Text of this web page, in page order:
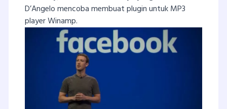
D’Angelo mencoba membuat plugin untuk MP3
player Winamp.